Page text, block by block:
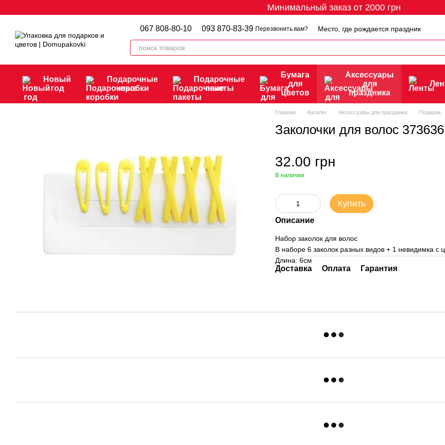
Минимальный заказ от 2000 грн
067 808-80-10 093 870-83-39 Перезвонить вам? Место, где рождается праздник
Новый
год
Подарочные
коробки
Подарочные
пакеты
Бумага
для
цветов
Аксессуары
для
праздника
Главная Каталог Аксессуары для праздника Подарки
Заколочки для волос
32.00 грн
В наличии
Купить
Описание
Набор заколок для волос
В наборе 6 заколок разных видов + 1 невидимка с
Длина: 6см
Доставка Оплата Гарантия